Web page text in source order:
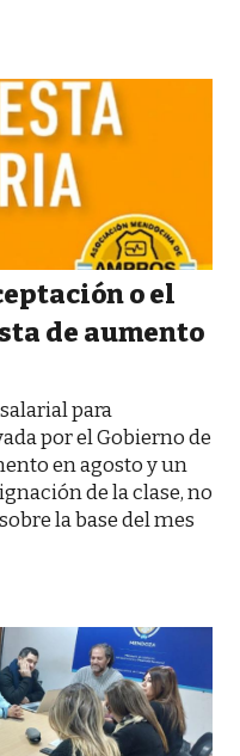
o el
de aumento
para
por el Gobierno de
en agosto y un
de la clase, no
la base del mes